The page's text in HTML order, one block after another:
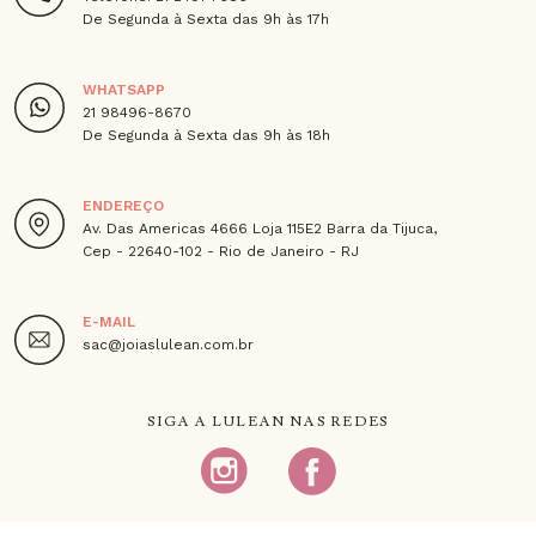
De Segunda à Sexta das 9h às 17h
WHATSAPP
21 98496-8670
De Segunda à Sexta das 9h às 18h
ENDEREÇO
Av. Das Americas 4666 Loja 115E2 Barra da Tijuca,
Cep - 22640-102 - Rio de Janeiro - RJ
E-MAIL
sac@joiaslulean.com.br
SIGA A LULEAN NAS REDES